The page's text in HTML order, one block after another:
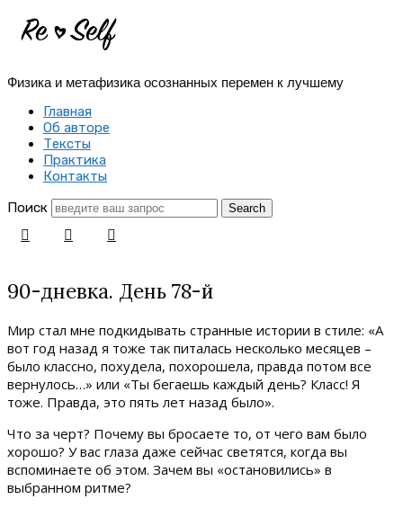
Re-
|
Создай
себя
заново
Физика и метафизика осознанных перемен к лучшему
Главная
Об авторе
Тексты
Практика
Контакты
Поиск
90-дневка. День 78-й
Мир стал мне подкидывать странные истории в стиле: «А
вот год назад я тоже так питалась несколько месяцев –
было классно, похудела, похорошела, правда потом все
вернулось…» или «Ты бегаешь каждый день? Класс! Я
тоже. Правда, это пять лет назад было».
Что за черт? Почему вы бросаете то, от чего вам было
хорошо? У вас глаза даже сейчас светятся, когда вы
вспоминаете об этом. Зачем вы «остановились» в
выбранном ритме?